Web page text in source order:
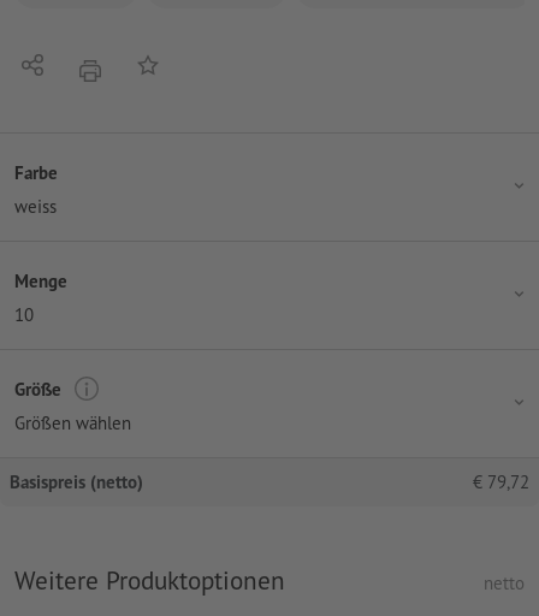
Teilen DruckenAuf die Merkliste
Farbe
weiss
Menge
10
Größe
Größen wählen
Basispreis (netto) € 79,72
Weitere Produktoptionen netto